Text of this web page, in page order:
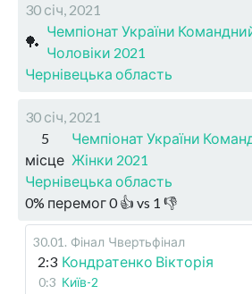
30 січ, 2021
🏓
Чемпіонат України
Чоловіки 2021
Чернівецька область
30 січ, 2021
5
місце
Чемпіонат України
Жінки 2021
Чернівецька область
0% перемог0👍 vs 1 👎
30.01 . Фінал Чвертьфінал
2:3 Кондратенко Вікторія
0:3 Київ-2